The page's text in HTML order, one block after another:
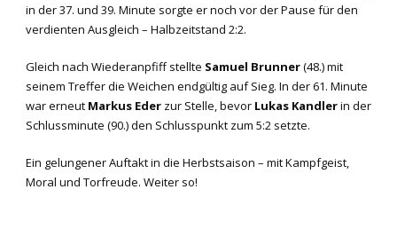
in der 37. und 39. Minute sorgte er noch vor der Pause für den
verdienten Ausgleich – Halbzeitstand 2:2.
Gleich nach Wiederanpfiff stellte Samuel Brunner(48.) mit
seinem Treffer die Weichen endgültig auf Sieg. In der 61. Minute
war erneut Markus Eder zur Stelle, bevor Lukas Kandlerin der
Schlussminute (90.) den Schlusspunkt zum 5:2 setzte.
Ein gelungener Auftakt in die Herbstsaison – mit Kampfgeist,
Moral und Torfreude. Weiter so!